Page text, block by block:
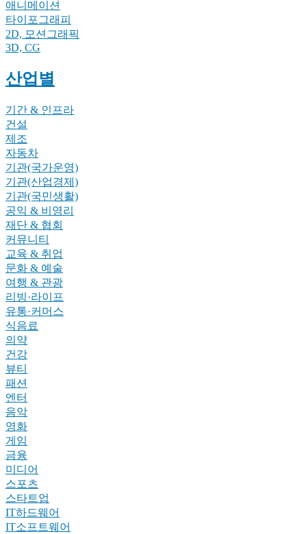
애니메이션
타이포그래피
2D, 모션그래픽
3D, CG
산업별
기간 & 인프라
건설
제조
자동차
기관(국가운영)
기관(산업경제)
기관(국민생활)
공익 & 비영리
재단 & 협회
커뮤니티
교육 & 취업
문화 & 예술
여행 & 관광
리빙·라이프
유통·커머스
식음료
의약
건강
뷰티
패션
엔터
음악
영화
게임
금융
미디어
스포츠
스타트업
IT하드웨어
IT소프트웨어